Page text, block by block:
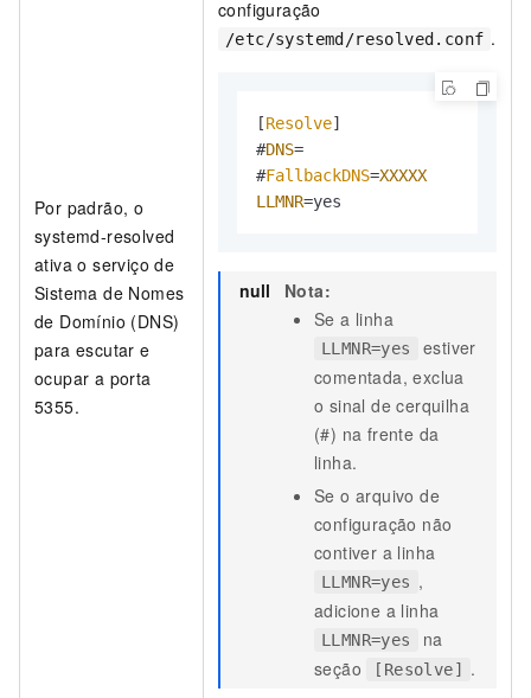
Por padrão, o
systemd-resolved
ativa o serviço de
Sistema de Nomes
de Domínio (DNS)
para escutar e
ocupar a porta
5355.
configuração
/etc/systemd/resolved.conf .
[Resolve]
#DNS=
#FallbackDNS=XXXXX
LLMNR=yes
null
Nota:
Se a linha
LLMNR=yes
estiver
comentada, exclua
o sinal de cerquilha
(#) na frente da
linha.
Se o arquivo de
configuração não
contiver a linha
LLMNR=yes ,
adicione a linha
LLMNR=yes
na
seção
[Resolve] .